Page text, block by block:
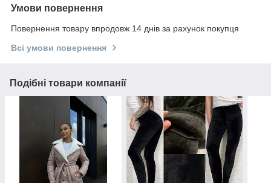
Умови повернення
Повернення товару впродовж 14 днів за рахунок покупця
Всі умови повернення
Подібні товари компанії